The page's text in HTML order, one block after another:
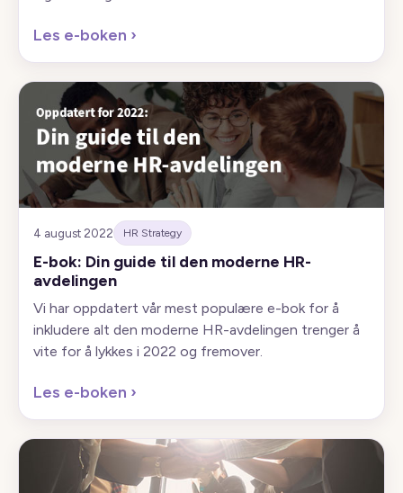
Les e-boken ›
4 august 2022 HR Strategy
E-bok: Din guide til den moderne HR-
avdelingen
Vi har oppdatert vår mest populære e-bok for å
inkludere alt den moderne HR-avdelingen trenger å
vite for å lykkes i 2022 og fremover.
Les e-boken ›